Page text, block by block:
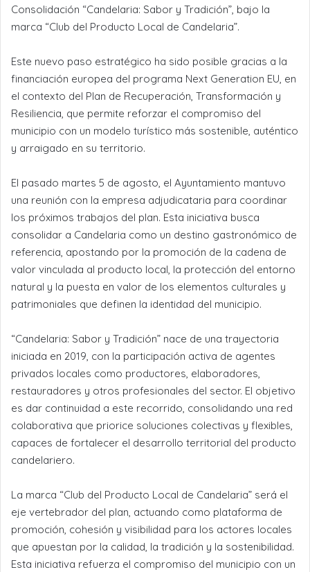
Consolidación “Candelaria: Sabor y Tradición”, bajo la
marca “Club del Producto Local de Candelaria”.
Este nuevo paso estratégico ha sido posible gracias a la
financiación europea del programa Next Generation EU, en
el contexto del Plan de Recuperación, Transformación y
Resiliencia, que permite reforzar el compromiso del
municipio con un modelo turístico más sostenible, auténtico
y arraigado en su territorio.
El pasado martes 5 de agosto, el Ayuntamiento mantuvo
una reunión con la empresa adjudicataria para coordinar
los próximos trabajos del plan. Esta iniciativa busca
consolidar a Candelaria como un destino gastronómico de
referencia, apostando por la promoción de la cadena de
valor vinculada al producto local, la protección del entorno
natural y la puesta en valor de los elementos culturales y
patrimoniales que definen la identidad del municipio.
“Candelaria: Sabor y Tradición” nace de una trayectoria
iniciada en 2019, con la participación activa de agentes
privados locales como productores, elaboradores,
restauradores y otros profesionales del sector. El objetivo
es dar continuidad a este recorrido, consolidando una red
colaborativa que priorice soluciones colectivas y flexibles,
capaces de fortalecer el desarrollo territorial del producto
candelariero.
La marca “Club del Producto Local de Candelaria” será el
eje vertebrador del plan, actuando como plataforma de
promoción, cohesión y visibilidad para los actores locales
que apuestan por la calidad, la tradición y la sostenibilidad.
Esta iniciativa refuerza el compromiso del municipio con un